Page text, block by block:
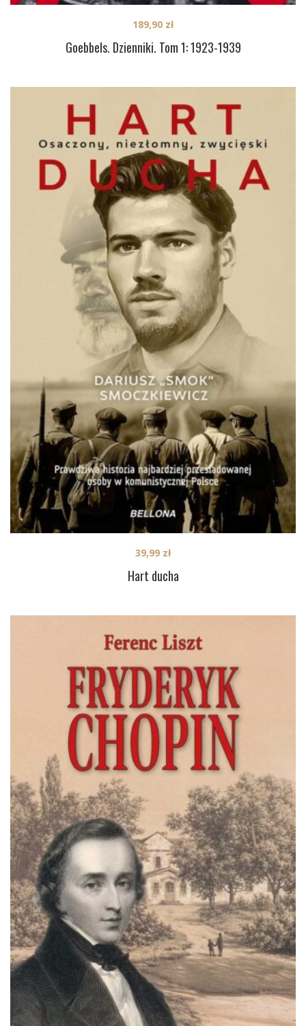
Goebbels. Dzienniki. Tom 1: 1923-1939
189,90 zł
Hart ducha
39,99 zł